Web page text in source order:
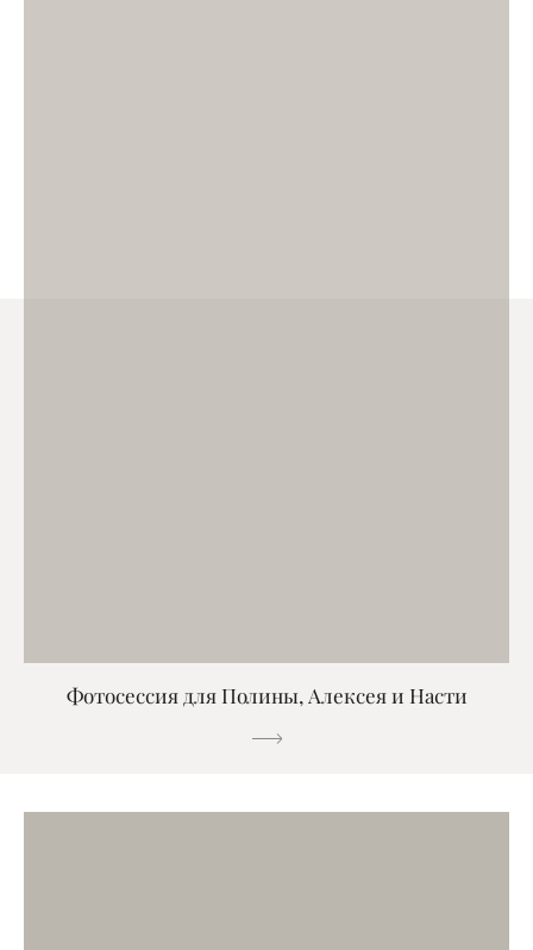
Фотосессия для Полины, Алексея и Насти